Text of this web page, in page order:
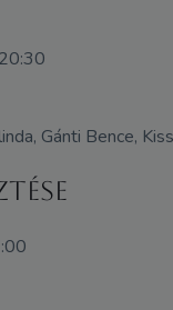
Gánti Bence,